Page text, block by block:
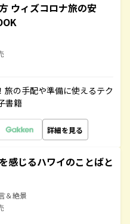
ウィズコロナ旅の安
の手配や準備に使えるテク
書籍
詳細を見る
感じるハワイのことばと
＆絶景